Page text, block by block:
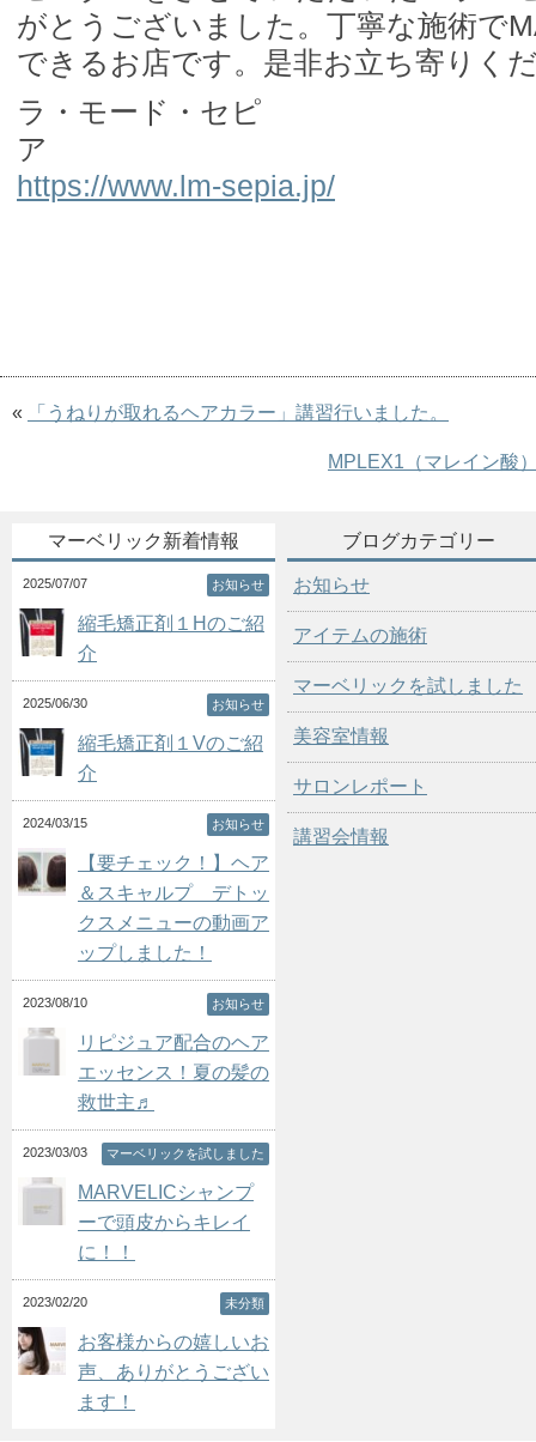
がとうございました。丁寧な施術で
できるお店です。是非お立ち寄りく
ラ・モード・セピ
https://www.lm-sepia.jp/
« 「うねりが取れるヘアカラー」講習行いました。
MPLEX1（マレイン酸
マーベリック新着情報
2025/07/07 お知らせ
縮毛矯正剤１Hのご紹
介
2025/06/30 お知らせ
縮毛矯正剤１Vのご紹
介
2024/03/15 お知らせ
【要チェック！】ヘア
＆スキャルプ デトッ
クスメニューの動画ア
ップしました！
2023/08/10 お知らせ
リピジュア配合のヘア
エッセンス！夏の髪の
救世主♬
2023/03/03 マーベリックを試しました
MARVELICシャンプ
ーで頭皮からキレイ
に！！
2023/02/20 未分類
お客様からの嬉しいお
声、ありがとうござい
ます！
ブログカテゴリー
お知らせ
アイテムの施術
マーベリックを試しました
美容室情報
サロンレポート
講習会情報